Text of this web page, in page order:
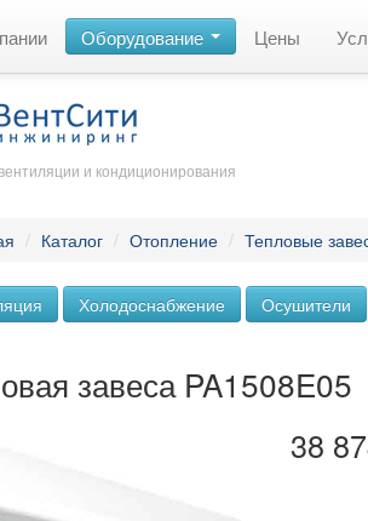
Оборудование Цены
и кондиционирования
/ Каталог / Отопление / Тепловые
Холодоснабжение Осушители
завеса PA1508E05
38